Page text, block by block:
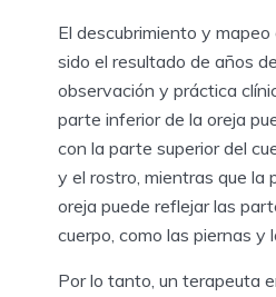
El descubrimiento y
sido el resultado de años
observación y práctica
parte inferior de la oreja
con la parte superior del
y el rostro, mientras que la
oreja puede reflejar las
cuerpo, como las piernas y
Por lo tanto, un terapeuta